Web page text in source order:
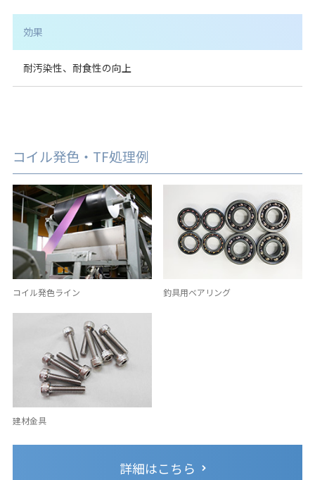
効果
耐汚染性、耐食性の向上
コイル発色・TF処理例
コイル発色ライン 釣具用ベアリング
建材金具
詳細はこちら